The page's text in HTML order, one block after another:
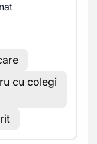
cu colegi